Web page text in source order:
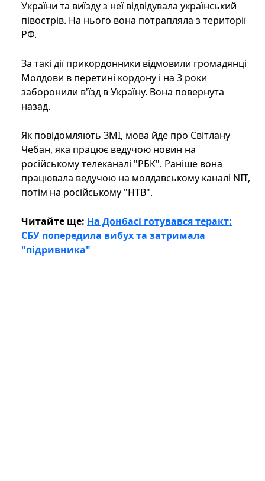
України та виїзду з неї відвідувала український
півострів. На нього вона потрапляла з території
РФ.
За такі дії прикордонники відмовили громадянці
Молдови в перетині кордону і на 3 роки
заборонили в'їзд в Україну. Вона повернута
назад.
Як повідомляють ЗМІ, мова йде про Світлану
Чебан, яка працює ведучою новин на
російському телеканалі "РБК". Раніше вона
працювала ведучою на молдавському каналі NIT,
потім на російському "НТВ".
Читайте ще: На Донбасі готувався теракт:
СБУ попередила вибух та затримала
"підривника"